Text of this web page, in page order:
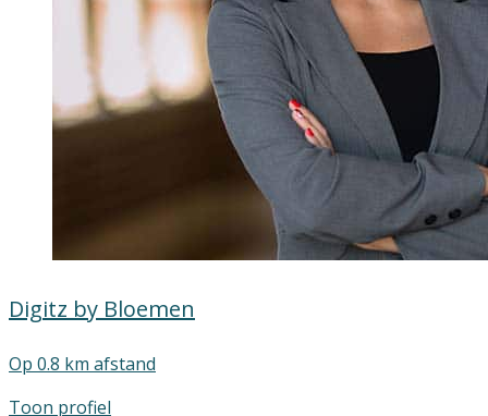
Digitz by Bloemen
Op 0.8 km afstand
Toon profiel